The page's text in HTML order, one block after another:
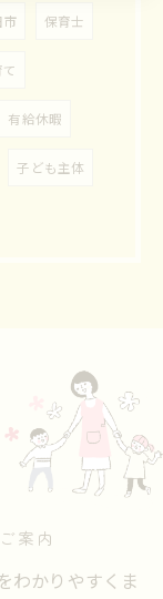
市 保育士
有給休暇
子ども主体
案内
わかりやすくま
ら